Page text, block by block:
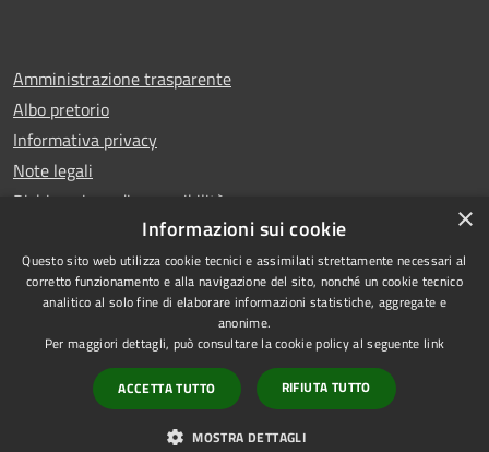
Amministrazione trasparente
Albo pretorio
Informativa privacy
Note legali
Dichiarazione di accessibilità
RSS
Accessibilità
Copyright © 2026 • Comune di
Leno • Powered by
Municipium•Accesso
redazione
×
Informazioni sui cookie
Questo sito web utilizza cookie tecnici e assimilati strettamente necessari al
corretto funzionamento e alla navigazione del sito, nonché un cookie tecnico
analitico al solo fine di elaborare informazioni statistiche, aggregate e
anonime.
Per maggiori dettagli, può consultare la cookie policy al seguente link
ACCETTA TUTTO RIFIUTA TUTTO
MOSTRA DETTAGLI